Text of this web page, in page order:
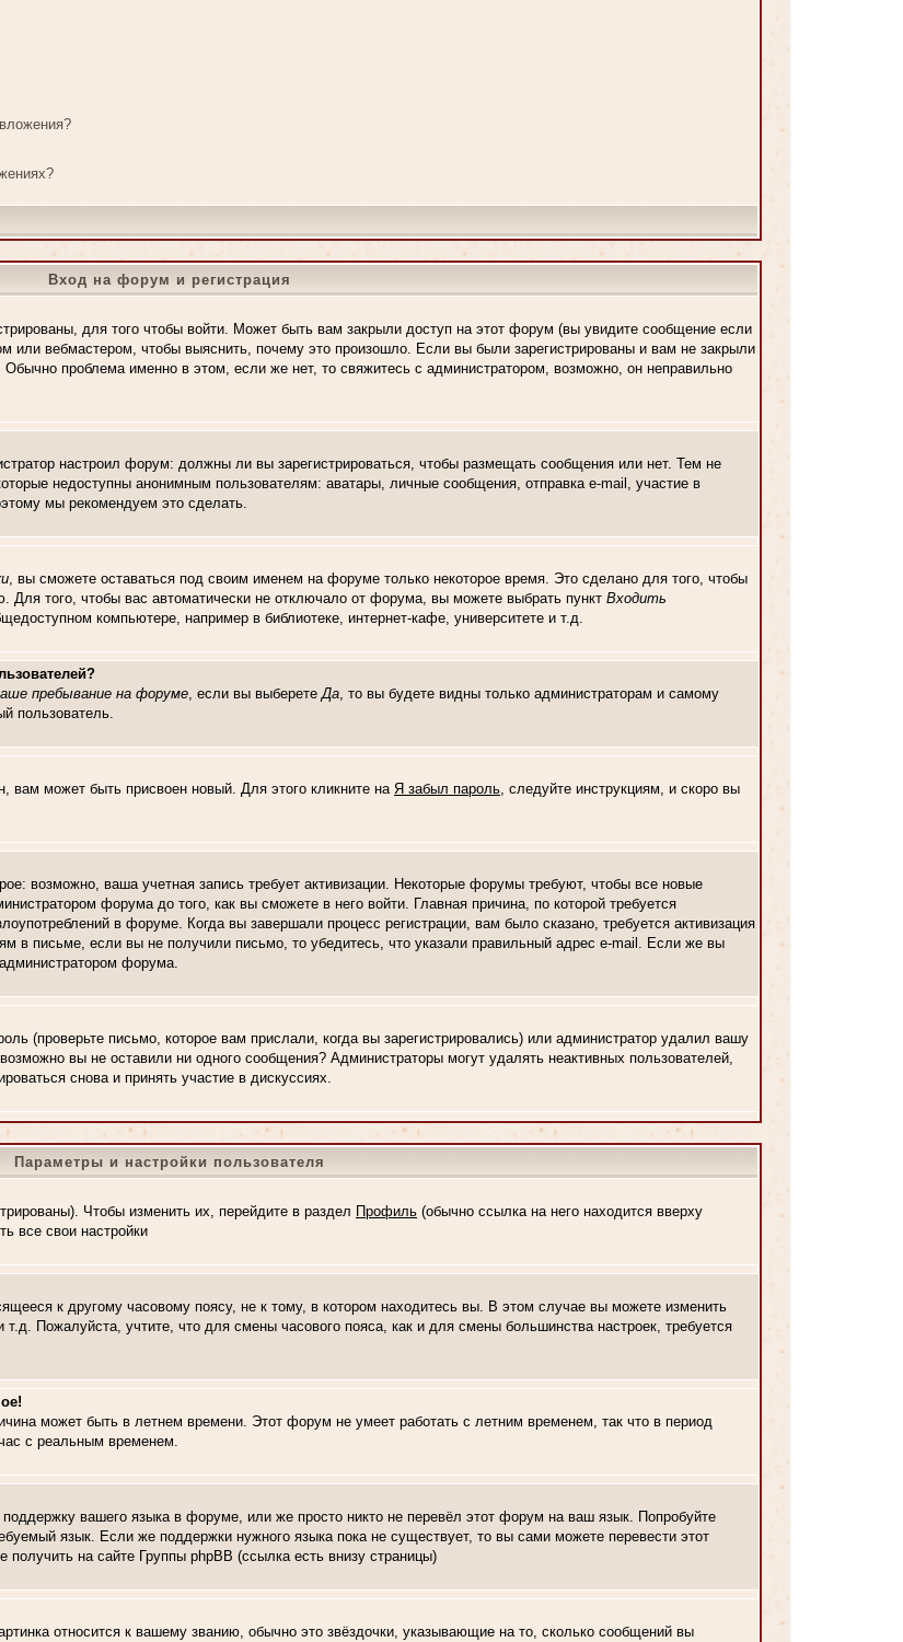
Вход на форум и регистрация
для того чтобы войти. Может быть вам закрыли доступ на этот форум (вы увидите сообщение если
или вебмастером, чтобы выяснить, почему это произошло. Если вы были зарегистрированы и вам не закрыли
проблема именно в этом, если же нет, то свяжитесь с администратором, возможно, он неправильно
настроил форум: должны ли вы зарегистрироваться, чтобы размещать сообщения или нет. Тем не
недоступны анонимным пользователям: аватары, личные сообщения, отправка e-mail, участие в
мы рекомендуем это сделать.
, вы сможете оставаться под своим именем на форуме только некоторое время. Это сделано для того, чтобы
Для того, чтобы вас автоматически не отключало от форума, вы можете выбрать пункт Входить
компьютере, например в библиотеке, интернет-кафе, университете и т.д.
пребывание на форуме, если вы выберетеДа, то вы будете видны только администраторам и самому
пользователь.
вам может быть присвоен новый. Для этого кликните на Я забыл пароль, следуйте инструкциям, и скоро вы
возможно, ваша учетная запись требует активизации. Некоторые форумы требуют, чтобы все новые
форума до того, как вы сможете в него войти. Главная причина, по которой требуется
в форуме. Когда вы завершали процесс регистрации, вам было сказано, требуется активизация
в письме, если вы не получили письмо, то убедитесь, что указали правильный адрес e-mail. Если же вы
форума.
(проверьте письмо, которое вам прислали, когда вы зарегистрировались) или администратор удалил вашу
вы не оставили ни одного сообщения? Администраторы могут удалять неактивных пользователей,
снова и принять участие в дискуссиях.
Параметры и настройки пользователя
Чтобы изменить их, перейдите в раздел Профиль (обычно ссылка на него находится вверху
все свои настройки
к другому часовому поясу, не к тому, в котором находитесь вы. В этом случае вы можете изменить
Пожалуйста, учтите, что для смены часового пояса, как и для смены большинства настроек, требуется
может быть в летнем времени. Этот форум не умеет работать с летним временем, так что в период
с реальным временем.
вашего языка в форуме, или же просто никто не перевёл этот форум на ваш язык. Попробуйте
язык. Если же поддержки нужного языка пока не существует, то вы сами можете перевести этот
на сайте Группы phpBB (ссылка есть внизу страницы)
относится к вашему званию, обычно это звёздочки, указывающие на то, сколько сообщений вы